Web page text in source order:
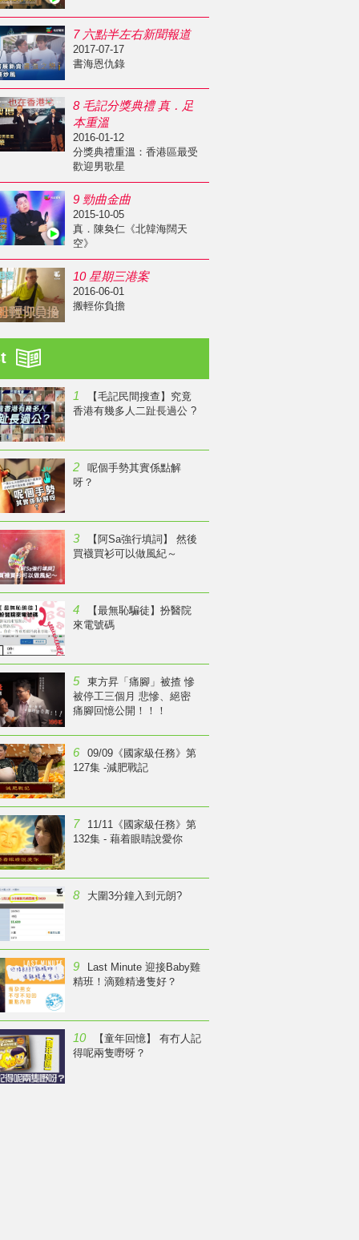
7 六點半左右新聞報道
2017-07-17
書海恩仇錄
8 毛記分獎典禮 真．足
本重溫
2016-01-12
分獎典禮重溫：香港區最受
歡迎男歌星
9 勁曲金曲
2015-10-05
真．陳奐仁《北韓海闊天
空》
10 星期三港案
2016-06-01
搬輕你負擔
1
【毛記民間搜查】究竟
香港有幾多人二趾長過公 ?
2
呢個手勢其實係點解
呀？
3
【阿Sa強行填詞】 然後
買襪買衫可以做風紀～
4
【最無恥騙徒】扮醫院
來電號碼
5
東方昇「痛腳」被揸 慘
被停工三個月 悲慘、絕密
痛腳回憶公開！！！
6
09/09《國家級任務》第
127集 -減肥戰記
7
11/11《國家級任務》第
132集 - 藉着眼睛說愛你
8 大圍3分鐘入到元朗?
9
Last Minute 迎接Baby雞
精班！滴雞精邊隻好？
10
【童年回憶】 有冇人記
得呢兩隻嘢呀？